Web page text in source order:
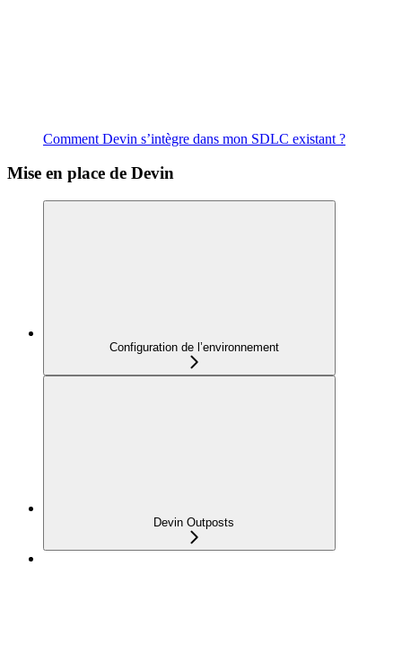
Comment Devin s’intègre dans mon SDLC existant ?
Mise en place de Devin
Configuration de l’environnement
Devin Outposts